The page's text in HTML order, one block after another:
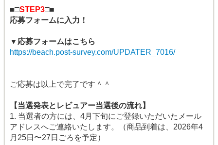
■□STEP3□■
応募フォームに入力！
▼応募フォームはこちら
https://beach.post-survey.com/UPDATER_7016/
ご応募は以上で完了です＾＾
【当選発表とレビュアー当選後の流れ】
1. 当選者の方には、4月下旬にご登録いただいたメール
アドレスへご連絡いたします。（商品到着は、2026年4
月25日〜27日ごろを予定）